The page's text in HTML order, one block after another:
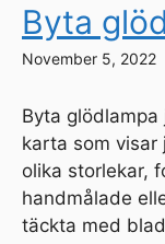
Byta
November 5, 2022
Byta
karta som visar
olika storlekar,
handmålade
täckta med